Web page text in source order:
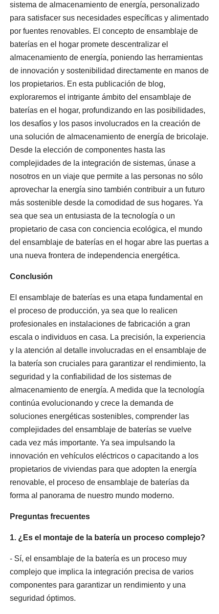
sistema de almacenamiento de energía, personalizado
para satisfacer sus necesidades específicas y alimentado
por fuentes renovables. El concepto de ensamblaje de
baterías en el hogar promete descentralizar el
almacenamiento de energía, poniendo las herramientas
de innovación y sostenibilidad directamente en manos de
los propietarios. En esta publicación de blog,
exploraremos el intrigante ámbito del ensamblaje de
baterías en el hogar, profundizando en las posibilidades,
los desafíos y los pasos involucrados en la creación de
una solución de almacenamiento de energía de bricolaje.
Desde la elección de componentes hasta las
complejidades de la integración de sistemas, únase a
nosotros en un viaje que permite a las personas no sólo
aprovechar la energía sino también contribuir a un futuro
más sostenible desde la comodidad de sus hogares. Ya
sea que sea un entusiasta de la tecnología o un
propietario de casa con conciencia ecológica, el mundo
del ensamblaje de baterías en el hogar abre las puertas a
una nueva frontera de independencia energética.
Conclusión
El ensamblaje de baterías es una etapa fundamental en
el proceso de producción, ya sea que lo realicen
profesionales en instalaciones de fabricación a gran
escala o individuos en casa. La precisión, la experiencia
y la atención al detalle involucradas en el ensamblaje de
la batería son cruciales para garantizar el rendimiento, la
seguridad y la confiabilidad de los sistemas de
almacenamiento de energía. A medida que la tecnología
continúa evolucionando y crece la demanda de
soluciones energéticas sostenibles, comprender las
complejidades del ensamblaje de baterías se vuelve
cada vez más importante. Ya sea impulsando la
innovación en vehículos eléctricos o capacitando a los
propietarios de viviendas para que adopten la energía
renovable, el proceso de ensamblaje de baterías da
forma al panorama de nuestro mundo moderno.
Preguntas frecuentes
1. ¿Es el montaje de la batería un proceso complejo?
- Sí, el ensamblaje de la batería es un proceso muy
complejo que implica la integración precisa de varios
componentes para garantizar un rendimiento y una
seguridad óptimos.